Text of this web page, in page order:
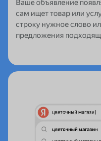
Ваше объявление
сам ищет товар или
строку нужное слово
предложения